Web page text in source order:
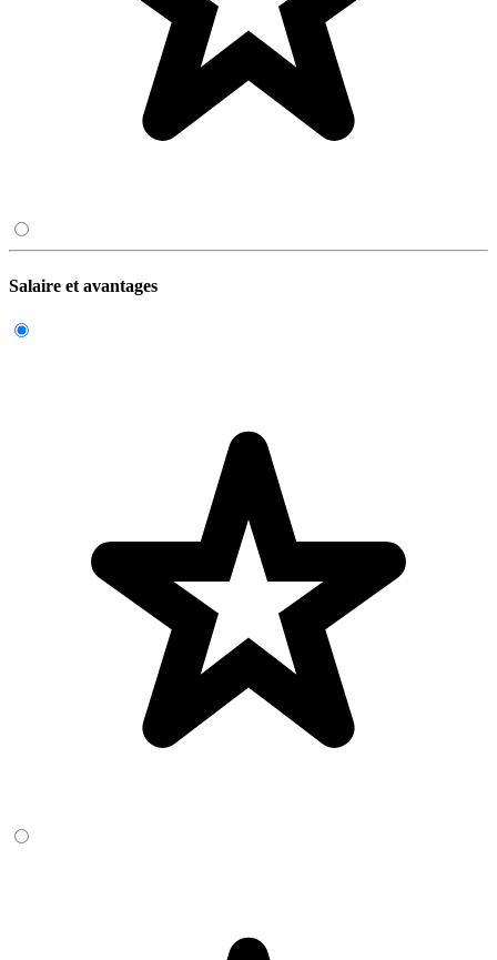
Salaire et avantages